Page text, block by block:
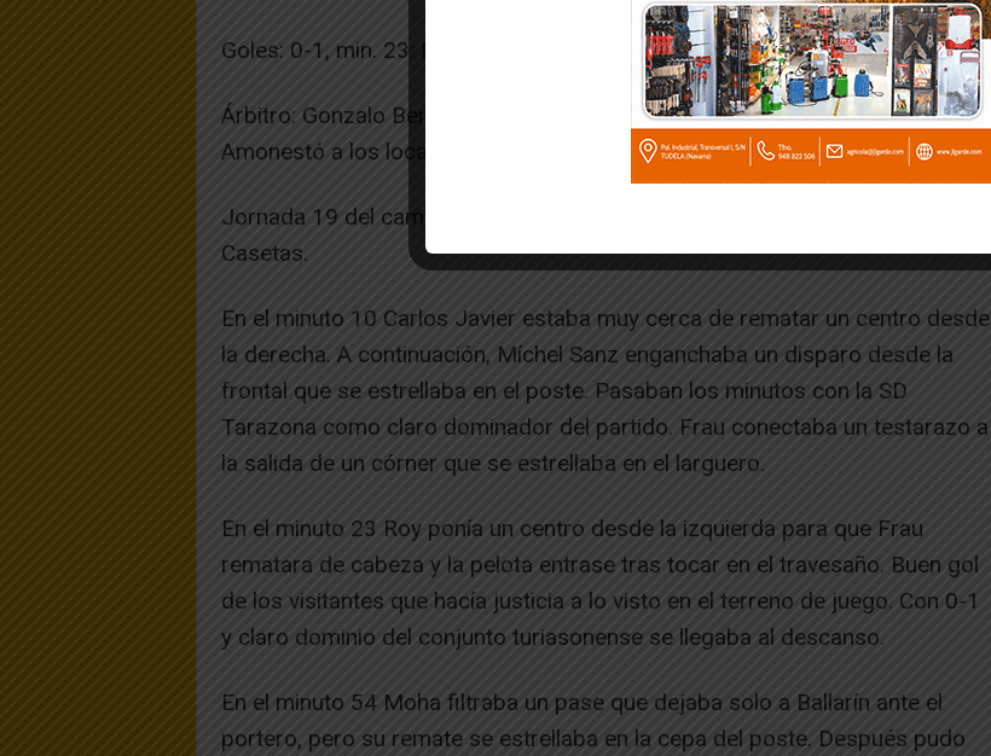
Goles: 0-1, min. 23: Frau.
Árbitro: Gonzalo Benito, asistido por Mediavilla Pellicena y Blasco Val.
Amonestó a los locales Esteban y Beltrán y al visitante Carlos Javier.
Jornada 19 del campeonato en la que la SD Tarazona se deplazaba hasta
Casetas.
En el minuto 10 Carlos Javier estaba muy cerca de rematar un centro desde
la derecha. A continuación, Míchel Sanz enganchaba un disparo desde la
frontal que se estrellaba en el poste. Pasaban los minutos con la SD
Tarazona como claro dominador del partido. Frau conectaba un testarazo a
la salida de un córner que se estrellaba en el larguero.
En el minuto 23 Roy ponía un centro desde la izquierda para que Frau
rematara de cabeza y la pelota entrase tras tocar en el travesaño. Buen gol
de los visitantes que hacía justicia a lo visto en el terreno de juego. Con 0-1
y claro dominio del conjunto turiasonense se llegaba al descanso.
En el minuto 54 Moha filtraba un pase que dejaba solo a Ballarín ante el
portero, pero su remate se estrellaba en la cepa del poste. Después pudo